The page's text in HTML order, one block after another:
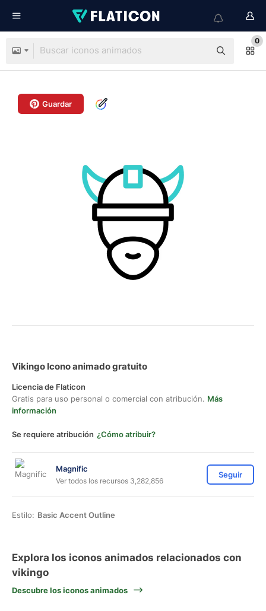
0
Guardar
Vikingo Icono animado gratuito
Licencia de Flaticon
Gratis para uso personal o comercial con atribución. Más
información
Se requiere atribución ¿Cómo atribuir?
Magnific
Ver todos los recursos 3,282,856
Seguir
Estilo: Basic Accent Outline
Explora los iconos animados relacionados con
vikingo
Descubre los iconos animados